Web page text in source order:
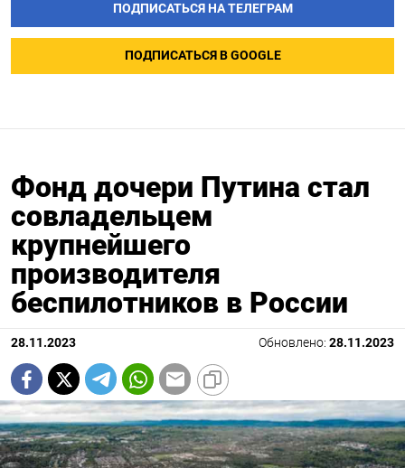
ПОДПИСАТЬСЯ НА ТЕЛЕГРАМ
ПОДПИСАТЬСЯ В GOOGLE
Фонд дочери Путина стал
совладельцем
крупнейшего
производителя
беспилотников в России
28.11.2023 Обновлено: 28.11.2023